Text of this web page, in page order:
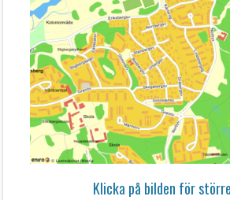
Klicka på bilden för